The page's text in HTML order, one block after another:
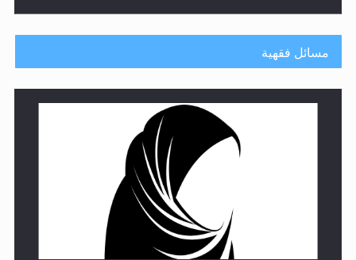
**الحصن الحصين من وساوس المعارضين ...**...
مسائل فقهية